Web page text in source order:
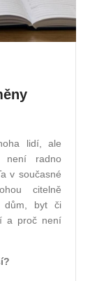
lidí, ale
není radno
v současné
citelně
dům, byt či
a proč není